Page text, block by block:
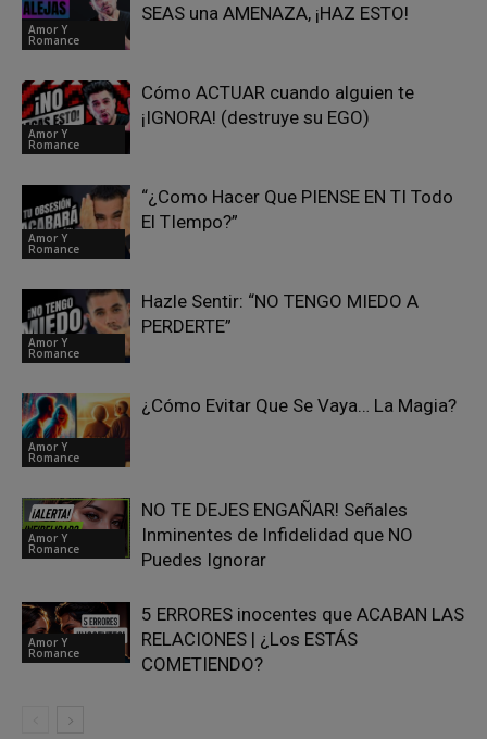
Amor Y
Romance
SEAS una AMENAZA, ¡HAZ ESTO!
Amor Y
Romance
Cómo ACTUAR cuando alguien te
¡IGNORA! (destruye su EGO)
Amor Y
Romance
“¿Como Hacer Que PIENSE EN TI Todo
El TIempo?”
Amor Y
Romance
Hazle Sentir: “NO TENGO MIEDO A
PERDERTE”
Amor Y
Romance
¿Cómo Evitar Que Se Vaya… La Magia?
Amor Y
Romance
NO TE DEJES ENGAÑAR! Señales
Inminentes de Infidelidad que NO
Puedes Ignorar
Amor Y
Romance
5 ERRORES inocentes que ACABAN LAS
RELACIONES | ¿Los ESTÁS
COMETIENDO?